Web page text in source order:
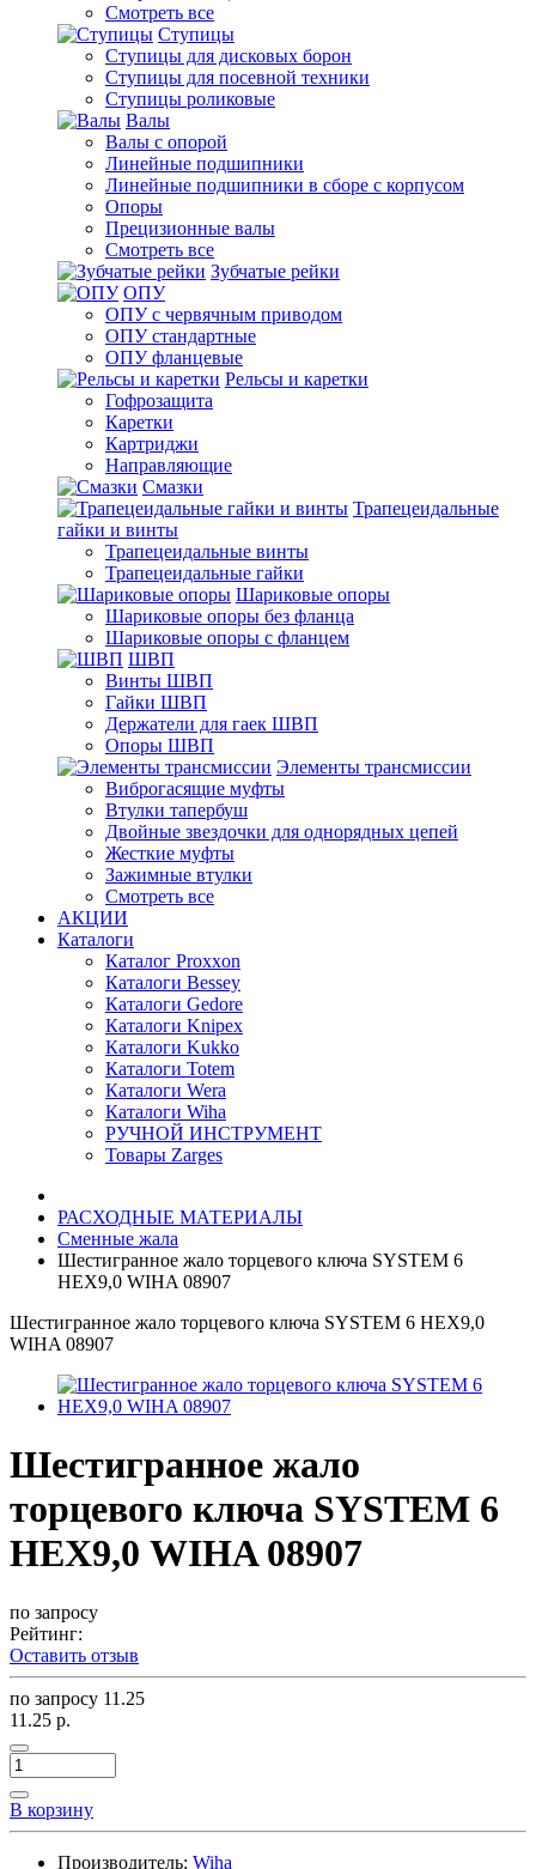
Смотреть все
Ступицы
Ступицы для дисковых борон
Ступицы для посевной техники
Ступицы роликовые
Валы
Валы с опорой
Линейные подшипники
Линейные подшипники в сборе с корпусом
Опоры
Прецизионные валы
Смотреть все
Зубчатые рейки
ОПУ
ОПУ с червячным приводом
ОПУ стандартные
ОПУ фланцевые
Рельсы и каретки
Гофрозащита
Каретки
Картриджи
Направляющие
Смазки
Трапецеидальные
гайки и винты
Трапецеидальные винты
Трапецеидальные гайки
Шариковые опоры
Шариковые опоры без фланца
Шариковые опоры с фланцем
ШВП
Винты ШВП
Гайки ШВП
Держатели для гаек ШВП
Опоры ШВП
Элементы трансмиссии
Виброгасящие муфты
Втулки тапербуш
Двойные звездочки для однорядных цепей
Жесткие муфты
Зажимные втулки
Смотреть все
АКЦИИ
Каталоги
Каталог Proxxon
Каталоги Bessey
Каталоги Gedore
Каталоги Knipex
Каталоги Kukko
Каталоги Totem
Каталоги Wera
Каталоги Wiha
РУЧНОЙ ИНСТРУМЕНТ
Товары Zarges
РАСХОДНЫЕ МАТЕРИАЛЫ
Сменные жала
Шестигранное жало торцевого ключа SYSTEM 6
НЕХ9,0 WIHA 08907
Шестигранное жало торцевого ключа SYSTEM 6 НЕХ9,0
WIHA 08907
Шестигранное жало
торцевого ключа SYSTEM 6
НЕХ9,0 WIHA 08907
по запросу
Рейтинг:
Оставить отзыв
по запросу 11.25
11.25 р.
В корзину
Производитель: Wiha